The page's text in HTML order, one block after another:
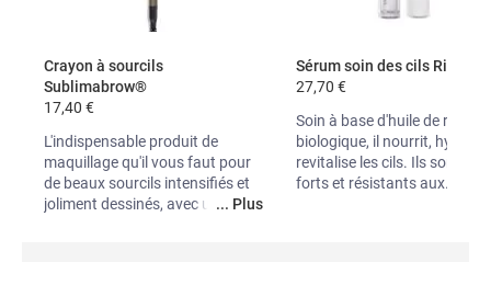
Crayon à sourcils
Sublimabrow®
17,40 €
L'indispensable produit de
maquillage qu'il vous faut pour
de beaux sourcils intensifiés et
joliment dessinés, avec une
... Plus
Sérum soin des cils
27,70 €
Soin à base d'huile de ricin
biologique, il nourrit, hydrate
revitalise les cils. Ils sont plus
forts et résistants aux